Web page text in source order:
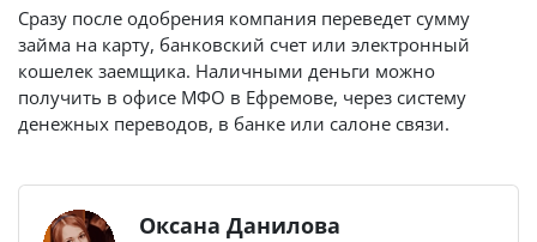
Сразу после одобрения компания переведет сумму
займа на карту, банковский счет или электронный
кошелек заемщика. Наличными деньги можно
получить в офисе МФО в Ефремове, через систему
денежных переводов, в банке или салоне связи.
Оксана Данилова